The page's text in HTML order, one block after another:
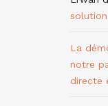
La
notre
directe